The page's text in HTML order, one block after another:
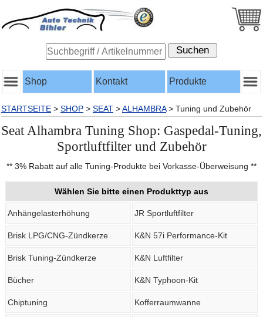
Shop Kontakt Produkte
STARTSEITE > SHOP > SEAT >ALHAMBRA > Tuning und Zubehör
Seat Alhambra Tuning Shop: Gaspedal-Tuning,
Sportluftfilter und Zubehör
** 3% Rabatt auf alle Tuning-Produkte bei Vorkasse-Überweisung **
Wählen Sie bitte einen Produkttyp aus
Anhängelasterhöhung JR Sportluftfilter
Brisk LPG/CNG-Zündkerze K&N 57i Performance-Kit
Brisk Tuning-Zündkerze K&N Luftfilter
Bücher K&N Typhoon-Kit
Chiptuning Kofferraumwanne